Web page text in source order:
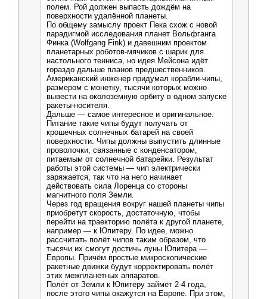
полем. Рой должен выпасть дождём на
поверхности удалённой планеты.
По общему замыслу проект Пека схож с новой
парадигмой исследования планет Вольфганга
Финка (Wolfgang Fink) и давешним проектом
планетарных роботов-мячиков с шарик для
настольного тенниса, но идея Мейсона идёт
гораздо дальше планов предшественников.
Американский инженер придумал корабли-чипы,
размером с монетку, тысячи которых можно
вывести на околоземную орбиту в одном запуске
ракеты-носителя.
Дальше — самое интересное и оригинальное.
Питание такие чипы будут получать от
крошечных солнечных батарей на своей
поверхности. Чипы должны выпустить длинные
проволочки, связанные с конденсатором,
питаемым от солнечной батарейки. Результат
работы этой системы — чип электрически
заряжается, так что на него начинает
действовать сила Лоренца со стороны
магнитного поля Земли.
Через год вращения вокруг нашей планеты чипы
приобретут скорость, достаточную, чтобы
перейти на траекторию полёта к другой планете,
например — к Юпитеру. По идее, можно
рассчитать полёт чипов таким образом, что
тысячи их смогут достичь луны Юпитера —
Европы. Причём простые микроскопические
ракетные движки будут корректировать полёт
этих межпланетных аппаратов.
Полёт от Земли к Юпитеру займёт 2-4 года,
после этого чипы окажутся на Европе. При этом,